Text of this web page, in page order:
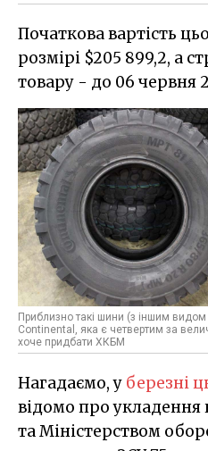
Початкова вартість
розмірі $205 899,2, а
товару - до 06 червня
Приблизно такі шини (з іншим видом
Continental, яка є четвертим за
хоче придбати ХКБМ
Нагадаємо, у березні
відомо про
та Міністерством